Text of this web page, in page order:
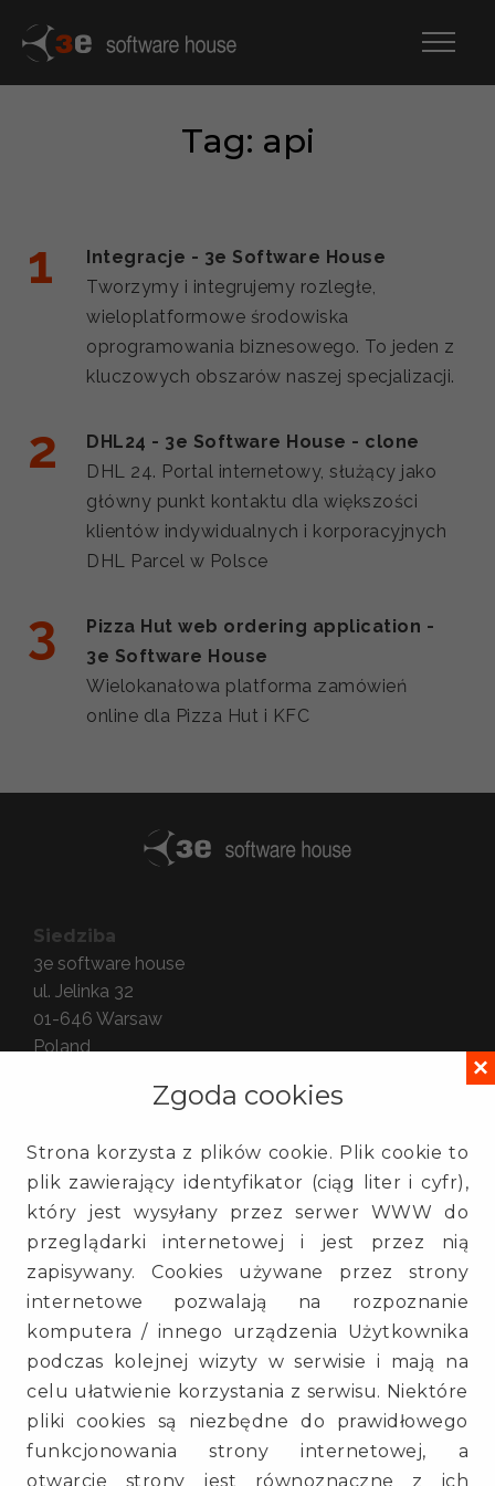
Zgoda cookies
Strona korzysta z plików cookie. Plik cookie to
plik zawierający identyfikator (ciąg liter i cyfr),
który jest wysyłany przez serwer WWW do
przeglądarki internetowej i jest przez nią
zapisywany. Cookies używane przez strony
internetowe pozwalają na rozpoznanie
komputera / innego urządzenia Użytkownika
podczas kolejnej wizyty w serwisie i mają na
celu ułatwienie korzystania z serwisu. Niektóre
pliki cookies są niezbędne do prawidłowego
funkcjonowania strony internetowej, a
otwarcie strony jest równoznaczne z ich
×
Tag: api
Integracje - 3e Software House
Tworzymy i integrujemy rozległe,
wieloplatformowe środowiska
oprogramowania biznesowego. To jeden z
kluczowych obszarów naszej specjalizacji.
DHL24 - 3e Software House - clone
DHL 24. Portal internetowy, służący jako
główny punkt kontaktu dla większości
klientów indywidualnych i korporacyjnych
DHL Parcel w Polsce
Pizza Hut web ordering application -
3e Software House
Wielokanałowa platforma zamówień
online dla Pizza Hut i KFC
Siedziba
3e software house
ul. Jelinka 32
01-646 Warsaw
Poland
ul. Gdańska 54 lok. 409
90-612 Łódź
Poland
Kontakt
(+48) 725 935 000
info@3e.pl
www.3e.pl
Mapa strony
Usługi